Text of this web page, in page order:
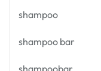
shampoo
shampoo bar
shampoobar